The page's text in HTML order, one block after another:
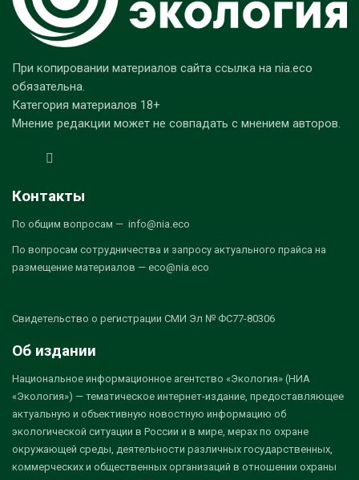
При копировании материалов сайта ссылка на nia.eco
обязательна.
Категория материалов 18+
Мнение редакции может не совпадать с мнением авторов.
Контакты
По общим вопросам — info@nia.eco
По вопросам сотрудничества и запросу актуального прайса на
размещение материалов — eco@nia.eco
Свидетельство о регистрации СМИ Эл № ФС77-80306
Об издании
Национальное информационное агентство «Экология» (НИА
«Экология») — тематическое интернет-издание, предоставляющее
актуальную и объективную новостную информацию об
экологической ситуации в России и в мире, мерах по охране
окружающей среды, деятельности различных государственных,
коммерческих и общественных организаций в отношении охраны